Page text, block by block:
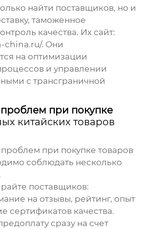
найти поставщиков, но и
таможенное
качества. Их сайт:
china.ru/. Они
на оптимизации
и управлении
с трансграничной
при покупке
китайских товаров
при покупке товаров
соблюдать несколько
поставщиков:
на отзывы, рейтинг, опыт
сертификатов качества.
сразу на счет